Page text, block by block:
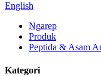
English
Ngarep
Produk
Peptida & Asam
Kategori